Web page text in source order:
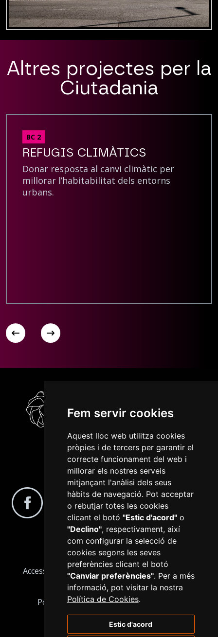
Fem servir cookies
Aquest lloc web utilitza cookies
pròpies i de tercers per garantir el
correcte funcionament del web i
millorar els nostres serveis
mitjançant l'anàlisi dels seus
hàbits de navegació. Pot acceptar
o rebutjar totes les cookies
clicant el botó "Estic d'acord"o
"Declino", respectivament, així
com configurar la selecció de
cookies segons les seves
preferències clicant el botó
"Canviar preferències". Per a més
informació, pot visitar la nostra
Política de Cookies.
Estic d'acord
Altres projectes per la
Ciutadania
BC 2
REFUGIS CLIMÀTICS
Donar resposta al canvi climàtic per
millorar l’habitabilitat dels entorns
urbans.
Segueix-nos a les xarxes socials
Accessibilitat Avís Legal
Configurar cookies
Informació bàsica RGPD
Mapa web
Política de Cookies
Política de privacitat